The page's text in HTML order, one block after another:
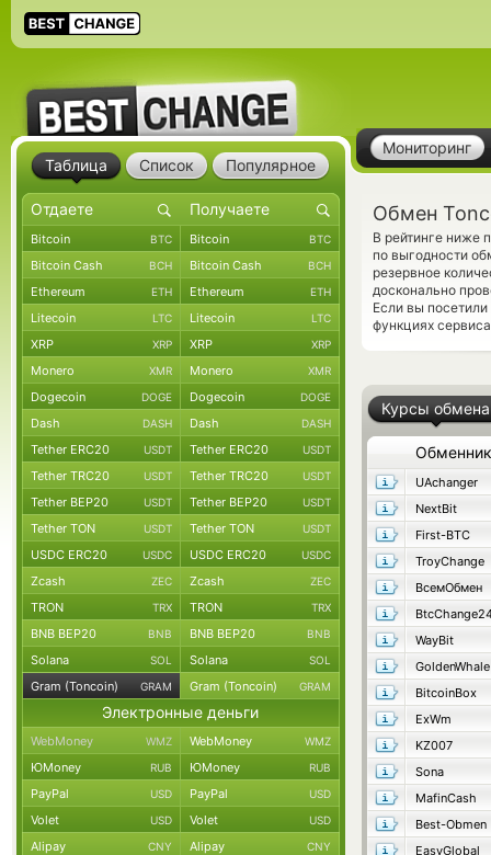
Мониторинг
Обмен
В рейтинге ниже
по выгодности
резервное
досконально
Если вы
функциях
Курсы обмена
Обменник
UAchanger
NextBit
First-BTC
TroyChange
ВсемОбмен
WayBit
GoldenWhale
BitcoinBox
ExWm
KZ007
Sona
MafinCash
Best-Obmen
EasyGlobal
Таблица Список Популярное
Bitcoin BTC Bitcoin BTC
Bitcoin Cash BCH Bitcoin Cash BCH
Ethereum ETH Ethereum ETH
Litecoin LTC Litecoin LTC
XRP XRP XRP XRP
Monero XMR Monero XMR
Dogecoin DOGE Dogecoin DOGE
Dash DASH Dash DASH
Tether ERC20 USDT Tether ERC20 USDT
Tether TRC20 USDT Tether TRC20 USDT
Tether BEP20 USDT Tether BEP20 USDT
Tether TON USDT Tether TON USDT
USDC ERC20 USDC USDC ERC20 USDC
Zcash ZEC Zcash ZEC
TRON TRX TRON TRX
BNB BEP20 BNB BNB BEP20 BNB
Solana SOL Solana SOL
Gram (Toncoin) GRAM Gram (Toncoin) GRAM
Электронные деньги
WebMoney WMZ WebMoney WMZ
ЮMoney RUB ЮMoney RUB
PayPal USD PayPal USD
Volet USD Volet USD
Alipay CNY Alipay CNY